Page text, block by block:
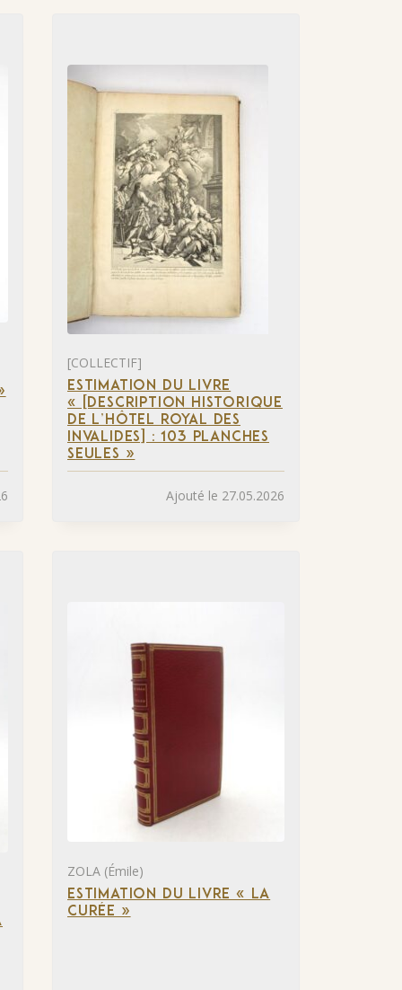
[COLLECTIF]
ESTIMATION DU LIVRE
« [DESCRIPTION HISTORIQUE
DE L’HÔTEL ROYAL DES
INVALIDES] : 103 PLANCHES
SEULES »
Ajouté le 27.05.2026
ZOLA (Émile)
ESTIMATION DU LIVRE « LA
CURÉE »